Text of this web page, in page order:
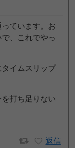
ています。お
、これでやっ
イムスリップ
打ち足りない
返信